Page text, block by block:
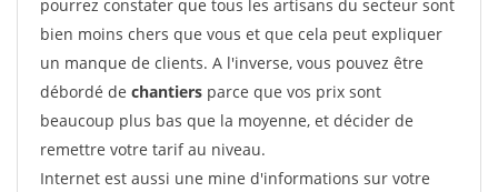
pourrez constater que tous les artisans du secteur sont
bien moins chers que vous et que cela peut expliquer
un manque de clients. A l'inverse, vous pouvez être
débordé de chantiers parce que vos prix sont
beaucoup plus bas que la moyenne, et décider de
remettre votre tarif au niveau.
Internet est aussi une mine d'informations sur votre